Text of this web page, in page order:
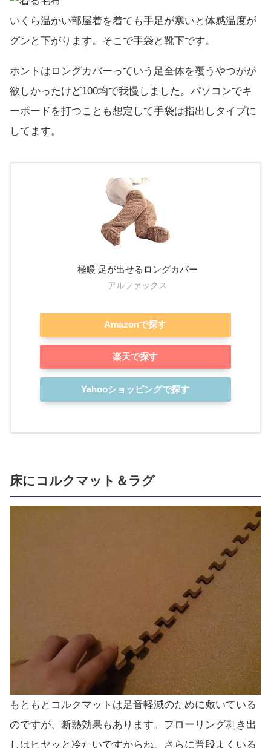
いくら温かい部屋着を着ても手足が寒いと体感温度が
グンと下がります。そこで手袋と靴下です。
ホントはロングカバーっていう足全体を覆うやつがが
欲しかったけど100均で我慢しました。パソコンでキ
ーボードを打つことも想定して手袋は指出しタイプに
してます。
極暖 足が出せるロングカバー
アルファックス
Amazonで探す
楽天で探す
Yahooショッピングで探す
床にコルクマット＆ラグ
もともとコルクマットは足音軽減のために敷いている
のですが、断熱効果もあります。フローリング剥き出
しはヒヤッと冷たいですからね。さらに普段よくいる